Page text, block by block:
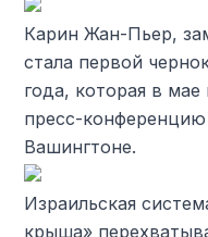
Карин Жан-Пьер,
стала первой
года, которая в
пресс-
Вашингтоне.
Израильская
крыша»